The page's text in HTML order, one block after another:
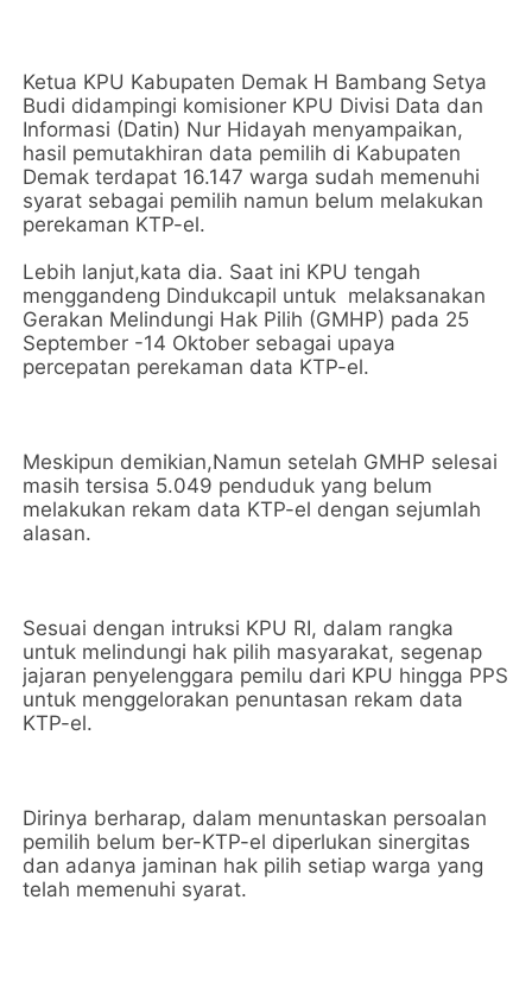
Ketua KPU Kabupaten Demak H Bambang Setya
Budi didampingi komisioner KPU Divisi Data dan
Informasi (Datin) Nur Hidayah menyampaikan,
hasil pemutakhiran data pemilih di Kabupaten
Demak terdapat 16.147 warga sudah memenuhi
syarat sebagai pemilih namun belum melakukan
perekaman KTP-el.
Lebih lanjut,kata dia. Saat ini KPU tengah
menggandeng Dindukcapil untuk melaksanakan
Gerakan Melindungi Hak Pilih (GMHP) pada 25
September -14 Oktober sebagai upaya
percepatan perekaman data KTP-el.
Meskipun demikian,Namun setelah GMHP selesai
masih tersisa 5.049 penduduk yang belum
melakukan rekam data KTP-el dengan sejumlah
alasan.
Sesuai dengan intruksi KPU RI, dalam rangka
untuk melindungi hak pilih masyarakat, segenap
jajaran penyelenggara pemilu dari KPU hingga PPS
untuk menggelorakan penuntasan rekam data
KTP-el.
Dirinya berharap, dalam menuntaskan persoalan
pemilih belum ber-KTP-el diperlukan sinergitas
dan adanya jaminan hak pilih setiap warga yang
telah memenuhi syarat.